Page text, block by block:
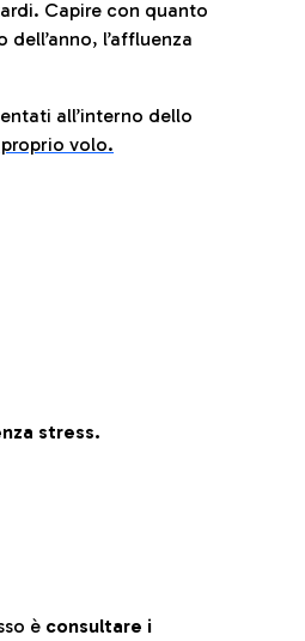
Capire con quanto
l’affluenza
all’interno dello
volo.
stress.
è consultare i